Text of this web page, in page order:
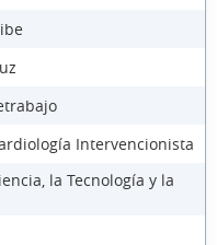
Intervencionista
la Tecnología y la